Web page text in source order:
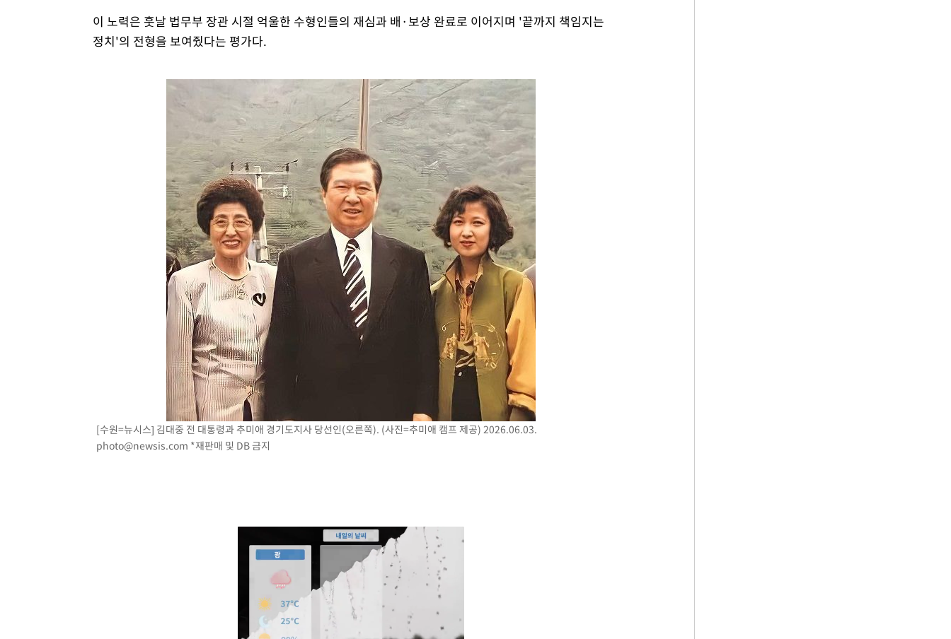
이 노력은 훗날 법무부 장관 시절 억울한 수형인들의 재심과 배·보상 완료로 이어지며 '끝까지 책임지는
정치'의 전형을 보여줬다는 평가다.
[수원=뉴시스] 김대중 전 대통령과 추미애 경기도지사 당선인(오른쪽). (사진=추미애 캠프 제공) 2026.06.03.
photo@newsis.com *재판매 및 DB 금지